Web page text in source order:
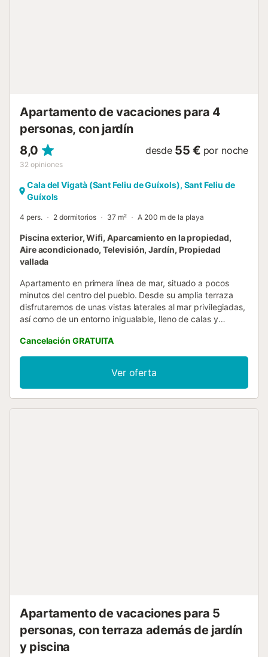
Apartamento de vacaciones para 4
personas, con jardín
8,0
32 opiniones
desde 55 € por noche
Cala del Vigatà (Sant Feliu de Guíxols), Sant Feliu de
Guíxols
4 pers. 2 dormitorios 37 m² A 200 m de la playa
Piscina exterior, Wifi, Aparcamiento en la propiedad,
Aire acondicionado, Televisión, Jardín, Propiedad
vallada
Apartamento en primera línea de mar, situado a pocos
minutos del centro del pueblo. Desde su amplia terraza
disfrutaremos de unas vistas laterales al mar privilegiadas,
así como de un entorno inigualable, lleno de calas y
comunitaria con unas terrazas con sombrillas que llegan a
ras de agua, un amplio jardín, piscina y zona infantil.
También cuenta con acceso privado a la cala, que forma
parte de una reserva natural protegida (flora y fauna única
en esta zona del Mediterráneo). La costa de Sant Feliu de
Cancelación GRATUITA
Ver oferta
Apartamento de vacaciones para 5
personas, con terraza además de jardín
y piscina